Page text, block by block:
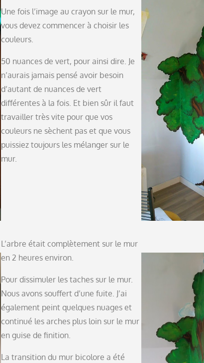
Une fois l’image au crayon sur le mur,
vous devez commencer à choisir les
couleurs.
50 nuances de vert, pour ainsi dire. Je
n’aurais jamais pensé avoir besoin
d’autant de nuances de vert
différentes à la fois. Et bien sûr il faut
travailler très vite pour que vos
couleurs ne sèchent pas et que vous
puissiez toujours les mélanger sur le
mur.
L’arbre était complètement sur le mur
en 2 heures environ.
Pour dissimuler les taches sur le mur.
Nous avons souffert d’une fuite. J’ai
également peint quelques nuages ​​et
continué les arches plus loin sur le mur
en guise de finition.
La transition du mur bicolore a été